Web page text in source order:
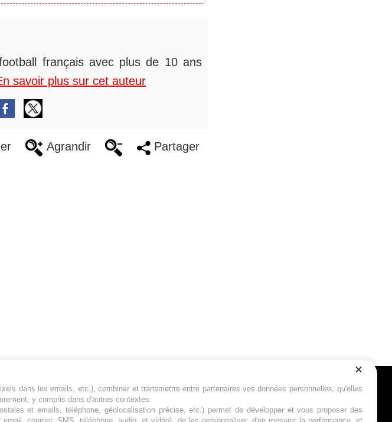
français avec plus de 10 ans
savoir plus sur cet auteur
Agrandir Partager
média sportif qui traite
de la Ligue 1 et
Suivez-nous
dans les emails, etc.), combiner et transmettre entre partenaires vos données personnelles, qu'elles
y compris dans d'autres contextes.
et emails, téléphone, géolocalisation précise, etc.) permet de développer et vous proposer des